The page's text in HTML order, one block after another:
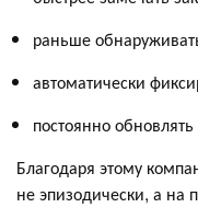
раньше
автоматически
постоянно
Благодаря этому
не эпизодически, а на